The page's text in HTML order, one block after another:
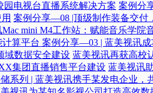
电视台直播系统解决方案 案例分
案例分享—08 |顶级制作装备交付
mini M4工作站：赋能音乐学院
算平台​ 案例分享—03 | 蓝美视讯
域数据安全建设 蓝美视讯再获高校
集团直播销售平台建设 蓝美视讯
系列 | 蓝美视讯携手某发电企业